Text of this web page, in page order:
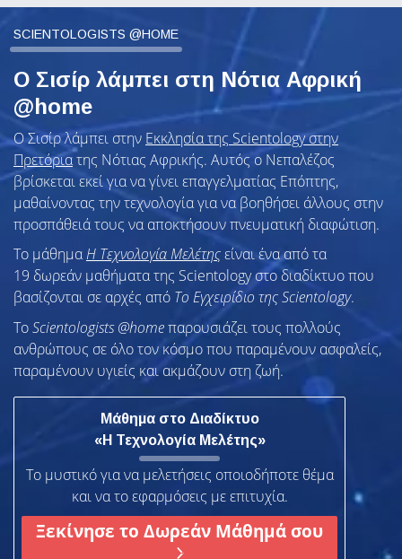
SCIENTOLOGISTS @HOME
Ο Σισίρ λάμπει στη Νότια Αφρική
@home
Ο Σισίρ λάμπει στην Εκκλησία της Scientology στην
Πρετόριατης Νότιας Αφρικής. Αυτός ο Νεπαλέζος
βρίσκεται εκεί για να γίνει επαγγελματίας Επόπτης,
μαθαίνοντας την τεχνολογία για να βοηθήσει άλλους στην
προσπάθειά τους να αποκτήσουν πνευματική διαφώτιση.
Το μάθημαΗ Τεχνολογία Μελέτηςείναι ένα από τα
19 δωρεάν μαθήματα της Scientology στο διαδίκτυο που
βασίζονται σε αρχές από Το Εγχειρίδιο της Scientology.
ToScientologists @homeπαρουσιάζει τους πολλούς
ανθρώπους σε όλο τον κόσμο που παραμένουν ασφαλείς,
παραμένουν υγιείς και ακμάζουν στη ζωή.
Μάθημα στο Διαδίκτυο
«Η Τεχνολογία Μελέτης»
Το μυστικό για να μελετήσεις οποιοδήποτε θέμα
και να το εφαρμόσεις με επιτυχία.
Ξεκίνησε το Δωρεάν Μάθημά σου